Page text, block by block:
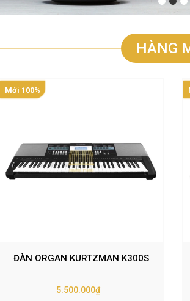
HÀNG
Mới 100%
ĐÀN ORGAN KURTZMAN K300S
5.500.000₫